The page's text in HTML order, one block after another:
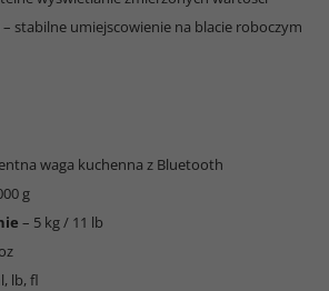
– stabilne umiejscowienie na blacie roboczym
waga kuchenna z Bluetooth
g
– 5 kg / 11 lb
lb, fl